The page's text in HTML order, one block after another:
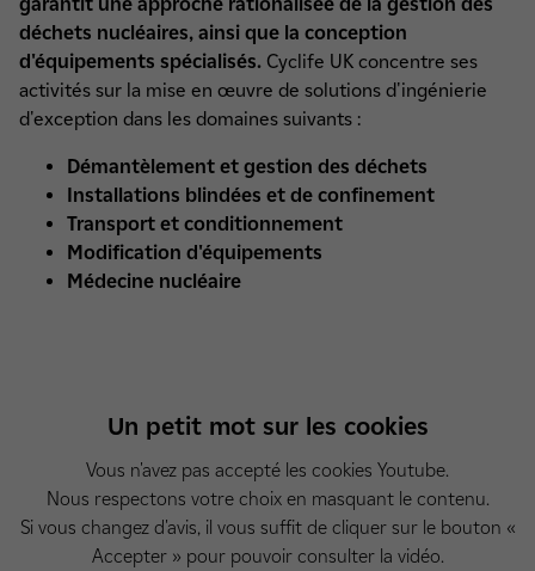
déchets nucléaires, ainsi que la conception
d'équipements spécialisés. Cyclife UK concentre ses
activités sur la mise en œuvre de solutions d'ingénierie
d'exception dans les domaines suivants :
Démantèlement et gestion des déchets
Installations blindées et de confinement
Transport et conditionnement
Modification d'équipements
Médecine nucléaire
Un petit mot sur les cookies
Vous n'avez pas accepté les cookies Youtube.
Nous respectons votre choix en masquant le contenu.
Si vous changez d'avis, il vous suffit de cliquer sur le bouton «
Accepter » pour pouvoir consulter la vidéo.